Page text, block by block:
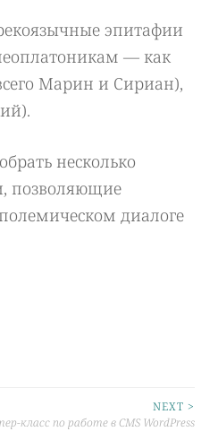
эпитафии
— как
Марин и Сириан),
несколько
позволяющие
диалоге
NEXT >
класс по работе в CMS WordPress